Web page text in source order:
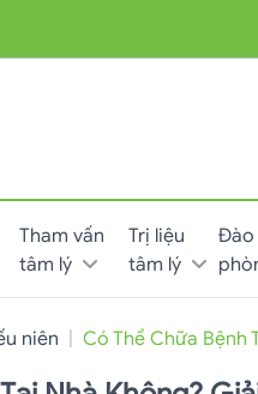
Tham vấn
tâm lý
Trị liệu
tâm lý
Đào
niên Có Thể Chữa Bệnh